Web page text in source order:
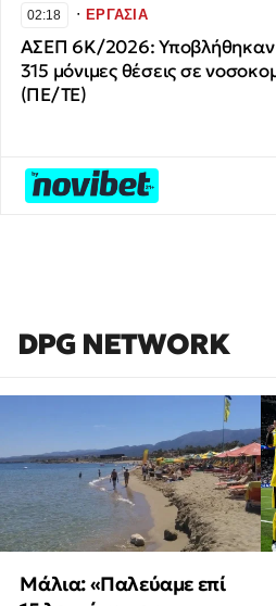
02:18 ∙ΕΡΓΑΣΙΑ
ΑΣΕΠ 6Κ/2026: Υποβλήθηκαν
315 μόνιμες θέσεις σε
(ΠΕ/ΤΕ)
DPG NETWORK
Μάλια: «Παλεύαμε επί